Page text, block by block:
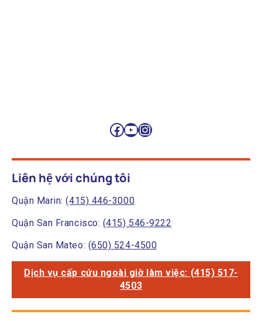
Facebook
YouTube
Instagram
Liên hệ với chúng tôi
Quận Marin:(415) 446-3000
Quận San Francisco: (415) 546-9222
Quận San Mateo: (650) 524-4500
Dịch vụ cấp cứu ngoài giờ làm việc: (415) 517-
4503